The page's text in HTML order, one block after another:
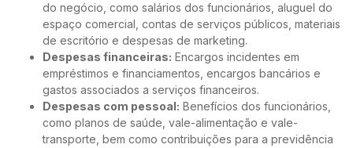
do negócio, como salários dos funcionários, aluguel do
espaço comercial, contas de serviços públicos, materiais
de escritório e despesas de marketing.
Despesas financeiras: Encargos incidentes em
empréstimos e financiamentos, encargos bancários e
gastos associados a serviços financeiros.
Despesas com pessoal: Benefícios dos funcionários,
como planos de saúde, vale-alimentação e vale-
transporte, bem como contribuições para a previdência